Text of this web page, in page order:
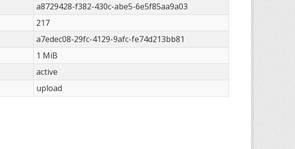
a8729428-f382-430c-abe5-6e5f85aa9a03
217
a7edec08-29fc-4129-9afc-fe74d213bb81
1 MiB
active
upload